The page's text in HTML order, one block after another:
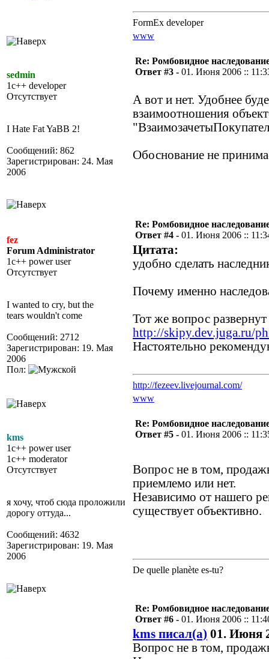
FormEx developer
www
sedmin
1c++ developer
Отсутствует
I Hate Fat YaBB 2!
Сообщений: 862
Зарегистрирован: 24. Мая
2006
Re: Ромбовидное
Ответ #3 - 01. Июня 2006 ::
А вот и нет. Удобнее
взаимоотношения
Обоснование не
fez
Forum Administrator
1c++ power user
Отсутствует
I wanted to cry, but the
tears wouldn't come
Сообщений: 2712
Зарегистрирован: 19. Мая
2006
Пол:
Re: Ромбовидное
Ответ #4 - 01. Июня 2006 ::
Цитата:
удобно сделать
Почему именно
Тот же вопрос
http://skipy.dev.juga.ru/
Настоятельно
http://fezeev.livejournal.com/
www
kms
1c++ power user
1c++ moderator
Отсутствует
я хочу, чтоб сюда проложили
дорогу оттуда...
Сообщений: 4632
Зарегистрирован: 19. Мая
2006
Re: Ромбовидное
Ответ #5 - 01. Июня 2006 ::
Вопрос не в том,
приемлемо или нет.
Независимо от нашего
существует объективно.
De quelle planète es-tu?
Re: Ромбовидное
Ответ #6 - 01. Июня 2006 ::
kms писал(а) 01. Июня
Вопрос не в том,